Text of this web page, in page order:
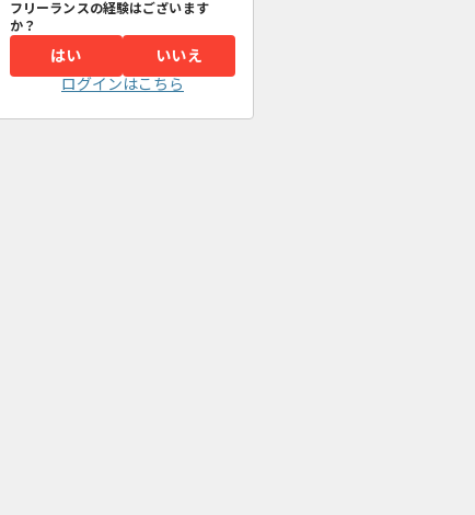
フリーランスの経験はございます
か？
はい
いいえ
ログインはこちら